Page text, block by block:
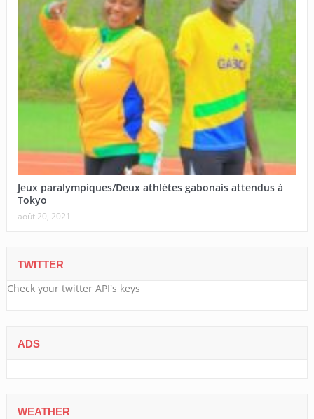
Jeux paralympiques/Deux athlètes gabonais attendus à
Tokyo
août 20, 2021
TWITTER
Check your twitter API's keys
ADS
WEATHER